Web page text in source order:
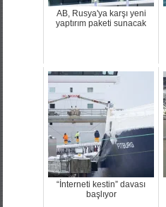
AB, Rusya'ya karşı yeni
yaptırım paketi sunacak
“İnterneti kestin” davası
başlıyor